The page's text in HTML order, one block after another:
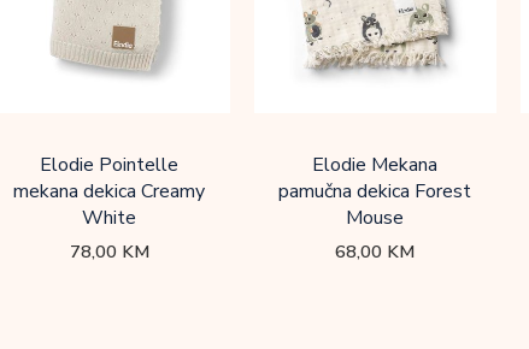
Elodie Pointelle
mekana dekica Creamy
White
78,00 KM
Elodie Mekana
pamučna dekica Forest
Mouse
68,00 KM